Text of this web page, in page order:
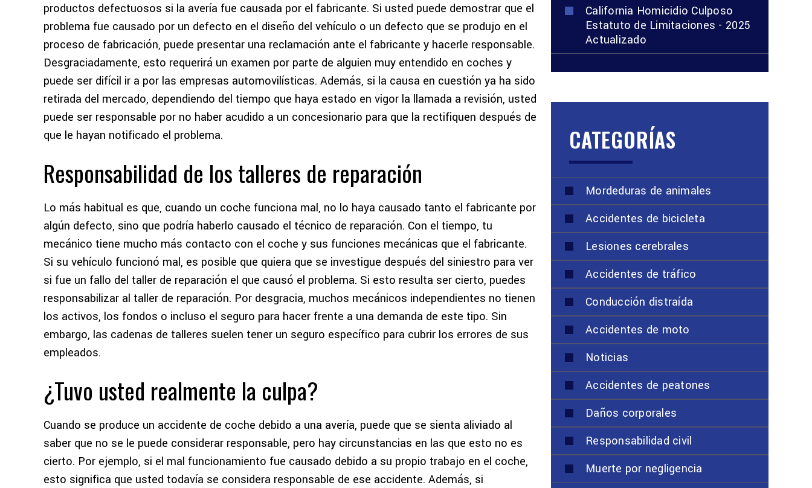
productos defectuosos si la avería fue causada por el fabricante. Si usted puede demostrar que el
problema fue causado por un defecto en el diseño del vehículo o un defecto que se produjo en el
proceso de fabricación, puede presentar una reclamación ante el fabricante y hacerle responsable.
Desgraciadamente, esto requerirá un examen por parte de alguien muy entendido en coches y
puede ser difícil ir a por las empresas automovilísticas. Además, si la causa en cuestión ya ha sido
retirada del mercado, dependiendo del tiempo que haya estado en vigor la llamada a revisión, usted
puede ser responsable por no haber acudido a un concesionario para que la rectifiquen después de
que le hayan notificado el problema.
Responsabilidad de los talleres de reparación
Lo más habitual es que, cuando un coche funciona mal, no lo haya causado tanto el fabricante por
algún defecto, sino que podría haberlo causado el técnico de reparación. Con el tiempo, tu
mecánico tiene mucho más contacto con el coche y sus funciones mecánicas que el fabricante.
Si su vehículo funcionó mal, es posible que quiera que se investigue después del siniestro para ver
si fue un fallo del taller de reparación el que causó el problema. Si esto resulta ser cierto, puedes
responsabilizar al taller de reparación. Por desgracia, muchos mecánicos independientes no tienen
los activos, los fondos o incluso el seguro para hacer frente a una demanda de este tipo. Sin
embargo, las cadenas de talleres suelen tener un seguro específico para cubrir los errores de sus
empleados.
¿Tuvo usted realmente la culpa?
Cuando se produce un accidente de coche debido a una avería, puede que se sienta aliviado al
saber que no se le puede considerar responsable, pero hay circunstancias en las que esto no es
cierto. Por ejemplo, si el mal funcionamiento fue causado debido a su propio trabajo en el coche,
esto significa que usted todavía se considera responsable de ese accidente. Además, si
California Homicidio Culposo
Estatuto de Limitaciones - 2025
Actualizado
CATEGORÍAS
Mordeduras de animales
Accidentes de bicicleta
Lesiones cerebrales
Accidentes de tráfico
Conducción distraída
Accidentes de moto
Noticias
Accidentes de peatones
Daños corporales
Responsabilidad civil
Muerte por negligencia